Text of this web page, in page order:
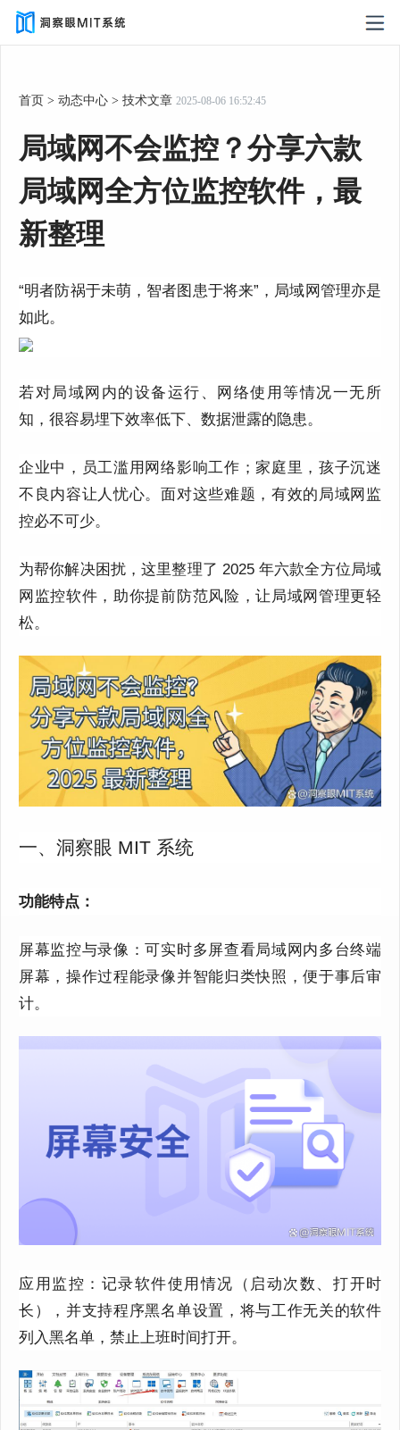
首页 > 动态中心 > 技术文章 2025-08-06 16:52:45
局域网不会监控？分享六款
局域网全方位监控软件，最
新整理
“明者防祸于未萌，智者图患于将来”，局域网管理亦是
如此。
若对局域网内的设备运行、网络使用等情况一无所
知，很容易埋下效率低下、数据泄露的隐患。
企业中，员工滥用网络影响工作；家庭里，孩子沉迷
不良内容让人忧心。面对这些难题，有效的局域网监
控必不可少。
为帮你解决困扰，这里整理了 2025年六款全方位局域
网监控软件，助你提前防范风险，让局域网管理更轻
松。
一、洞察眼 MIT 系统
功能特点：
屏幕监控与录像 ：可实时多屏查看局域网内多 台终端
屏幕，操作过程能录像并智能归类快照，便于事后审
计。
应用监控 ： 记录软件使用情况 （ 启动次数、打开时
长）， 并支持程序黑名单设置， 将与工作无关的软件
列入黑名单，禁止上班时间打开。